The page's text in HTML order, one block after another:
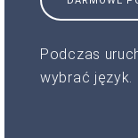
Podczas
wybrać język.